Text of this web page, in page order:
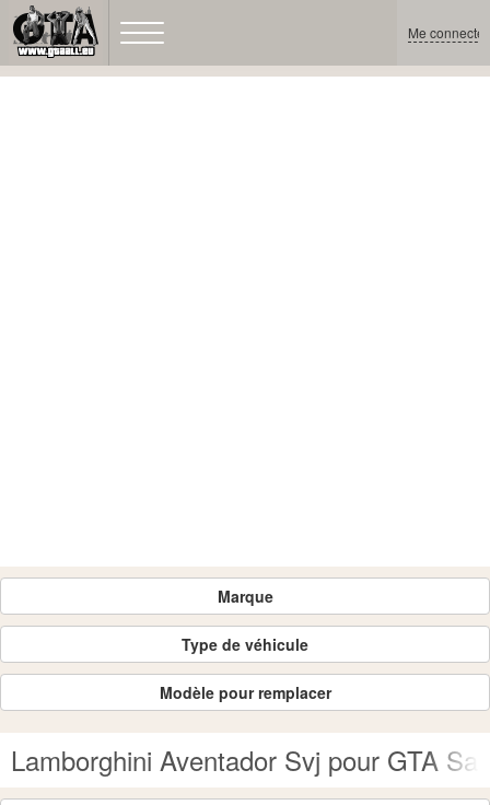
Me connecter
Marque
Type de véhicule
Modèle pour remplacer
Lamborghini Aventador Svj pour GTA